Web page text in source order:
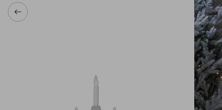
Tilbake